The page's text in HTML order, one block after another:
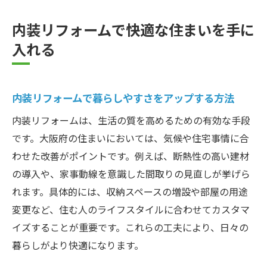
内装リフォームで快適な住まいを手に
入れる
内装リフォームで暮らしやすさをアップする方法
内装リフォームは、生活の質を高めるための有効な手段
です。大阪府の住まいにおいては、気候や住宅事情に合
わせた改善がポイントです。例えば、断熱性の高い建材
の導入や、家事動線を意識した間取りの見直しが挙げら
れます。具体的には、収納スペースの増設や部屋の用途
変更など、住む人のライフスタイルに合わせてカスタマ
イズすることが重要です。これらの工夫により、日々の
暮らしがより快適になります。